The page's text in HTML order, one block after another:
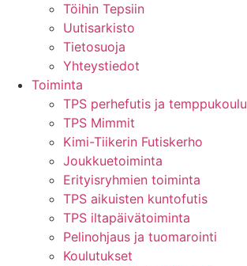
Töihin Tepsiin
Uutisarkisto
Tietosuoja
Yhteystiedot
Toiminta
TPS perhefutis ja temppukoulu
TPS Mimmit
Kimi-Tiikerin Futiskerho
Joukkuetoiminta
Erityisryhmien toiminta
TPS aikuisten kuntofutis
TPS iltapäivätoiminta
Pelinohjaus ja tuomarointi
Koulutukset